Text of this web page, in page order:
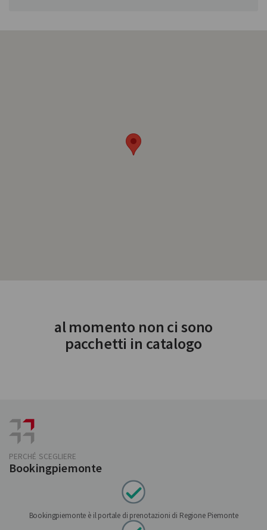
al momento non ci sono
pacchetti in catalogo
PERCHÉ SCEGLIERE
Bookingpiemonte
Bookingpiemonte è il portale di prenotazioni di Regione Piemonte